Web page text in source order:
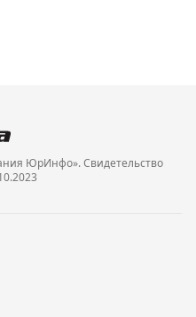
ЮрИнфо». Cвидетельство